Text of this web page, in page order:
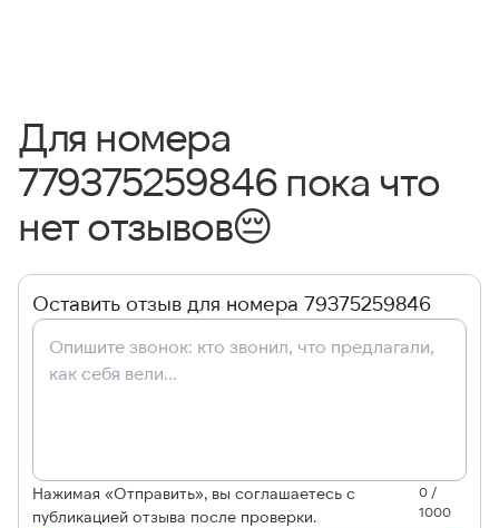
Для номера
779375259846 пока что
нет отзывов😔
Оставить отзыв для номера 79375259846
Нажимая «Отправить», вы соглашаетесь с
публикацией отзыва после проверки.
0 /
1000